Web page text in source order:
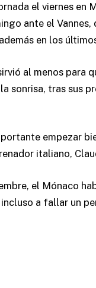
el viernes
ante el
en los
al menos para
sonrisa, tras sus
empezar
italiano,
el Mónaco
a fallar un